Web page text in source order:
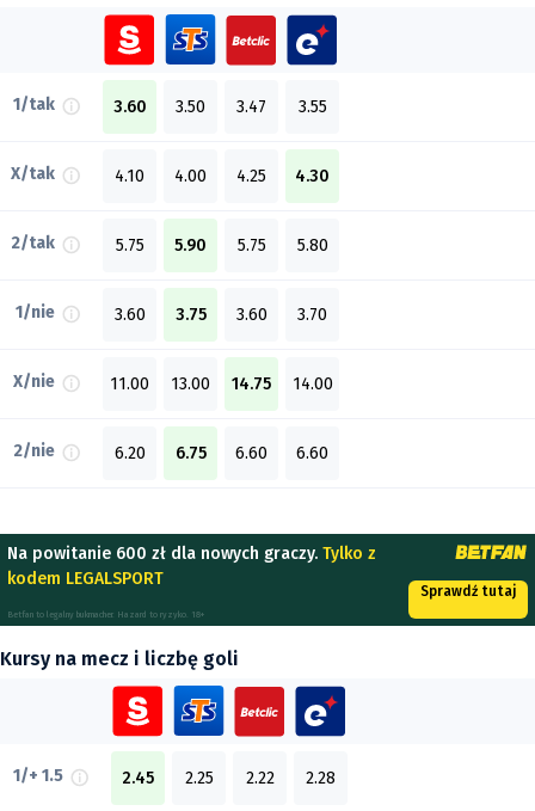
1/tak 3.60 3.50 3.47 3.55
X/tak 4.10 4.00 4.25 4.30
2/tak 5.75 5.90 5.75 5.80
1/nie 3.60 3.75 3.60 3.70
X/nie 11.00 13.00 14.75 14.00
2/nie 6.20 6.75 6.60 6.60
Na powitanie 600 zł dla nowych graczy. Tylko z
kodem LEGALSPORT
Betfan to legalny bukmacher. Hazard to ryzyko. 18+
Sprawdź tutaj
Kursy na mecz i liczbę goli
1/+ 1.5 2.45 2.25 2.22 2.28